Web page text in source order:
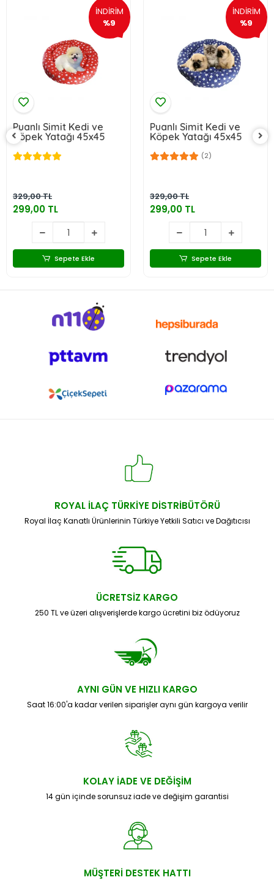
İNDİRİM
%9
Puanlı Simit Kedi ve
Köpek Yatağı 45x45
329,00 TL
299,00 TL
Sepete Ekle
İNDİRİM
%9
Puanlı Simit Kedi ve
Köpek Yatağı 45x45
(2)
329,00 TL
299,00 TL
Sepete Ekle
ROYAL İLAÇ TÜRKİYE DİSTRİBÜTÖRÜ
Royal İlaç Kanatlı Ürünlerinin Türkiye Yetkili Satıcı ve Dağıtıcısı
ÜCRETSİZ KARGO
250 TL ve üzeri alışverişlerde kargo ücretini biz ödüyoruz
AYNI GÜN VE HIZLI KARGO
Saat 16:00'a kadar verilen siparişler aynı gün kargoya verilir
KOLAY İADE VE DEĞİŞİM
14 gün içinde sorunsuz iade ve değişim garantisi
MÜŞTERİ DESTEK HATTI